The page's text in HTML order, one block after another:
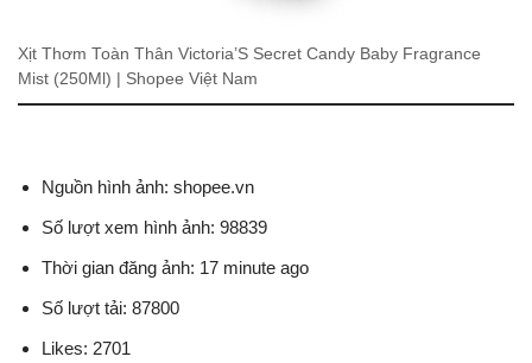
Xịt Thơm Toàn Thân Victoria’S Secret Candy Baby Fragrance
Mist (250Ml) | Shopee Việt Nam
Nguồn hình ảnh: shopee.vn
Số lượt xem hình ảnh: 98839
Thời gian đăng ảnh: 17 minute ago
Số lượt tải: 87800
Likes: 2701